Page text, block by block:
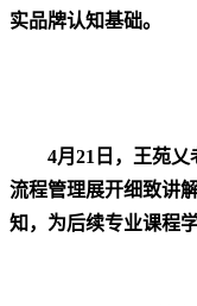
实品牌认知基础。
4月 21 日，王苑
流程管理展开细致讲
知，为后续专业课程